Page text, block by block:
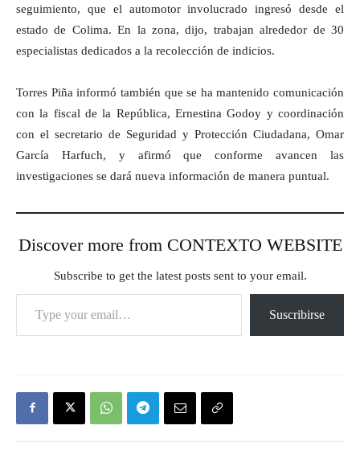
seguimiento, que el automotor involucrado ingresó desde el
estado de Colima. En la zona, dijo, trabajan alrededor de 30
especialistas dedicados a la recolección de indicios.
Torres Piña informó también que se ha mantenido comunicación
con la fiscal de la República, Ernestina Godoy y coordinación
con el secretario de Seguridad y Protección Ciudadana, Omar
García Harfuch, y afirmó que conforme avancen las
investigaciones se dará nueva información de manera puntual.
Discover more from CONTEXTO WEBSITE
Subscribe to get the latest posts sent to your email.
Type your email…
Suscribirse